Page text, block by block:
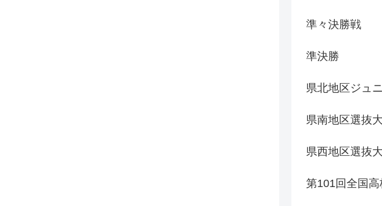
準々決勝戦
準決勝
県北地区ジュ
県南地区選抜
県西地区選抜
第101回全国